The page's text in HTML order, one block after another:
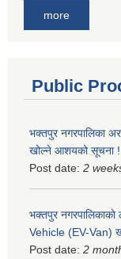
more
Public
भक्तपुर नगरपालिका
खोल्ने आशयको सूचना !
Post date: 2
भक्तपुर
Vehicle (EV-Van)
Post date: 2